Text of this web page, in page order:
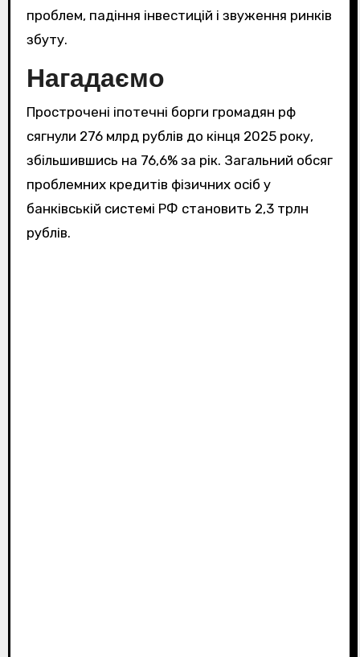
проблем, падіння інвестицій і звуження ринків
збуту.
Нагадаємо
Прострочені іпотечні борги громадян рф
сягнули 276 млрд рублів до кінця 2025 року,
збільшившись на 76,6% за рік. Загальний обсяг
проблемних кредитів фізичних осіб у
банківській системі РФ становить 2,3 трлн
рублів.